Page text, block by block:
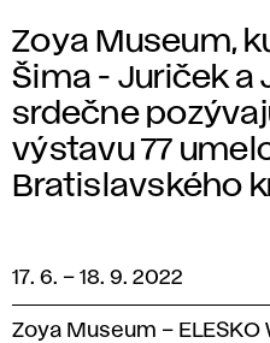
Zoya Museum,
Šima - Juriček a
srdečne
výstavu 77
Bratislavského
17. 6. – 18. 9. 2022
Zoya Museum – ELESKO